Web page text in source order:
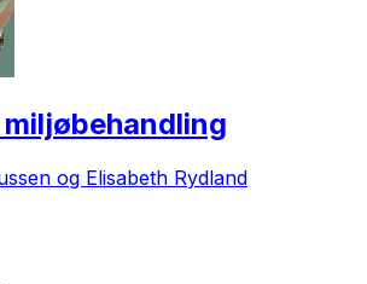
og Elisabeth Rydland